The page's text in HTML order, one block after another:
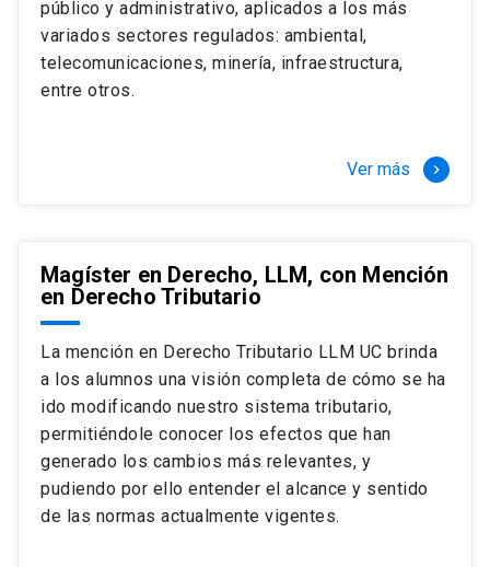
Si optas por la modalidad Full Time:
El LLM UC Full Time es una versión del programa
destinado principalmente a extranjeros, que permite
necesidades y expectativas profesionales, eligiendo
completamente al programa o compatibilizarás un
estudio intenso y exigente, con una muy baja carga
laboral, de marzo a noviembre, para dedicarte
completamente a la actividad de graduación de
diciembre a marzo.
2 cursos mínimos (10 créditos) Primer
semestre
+ 5 cursos a elección (50 créditos) Primer
semestre
+ 4 cursos a elección (40 créditos)
Juan Ignacio Piña Rochefort
Director Magíster en Derecho, LLM UC
público y administrativo, aplicados a los más
variados sectores regulados: ambiental,
telecomunicaciones, minería, infraestructura,
entre otros.
Ver más keyboard_arrow_right
Magíster en Derecho, LLM, con Mención
en Derecho Tributario
La mención en Derecho Tributario LLM UC brinda
a los alumnos una visión completa de cómo se ha
ido modificando nuestro sistema tributario,
permitiéndole conocer los efectos que han
generado los cambios más relevantes, y
pudiendo por ello entender el alcance y sentido
de las normas actualmente vigentes.